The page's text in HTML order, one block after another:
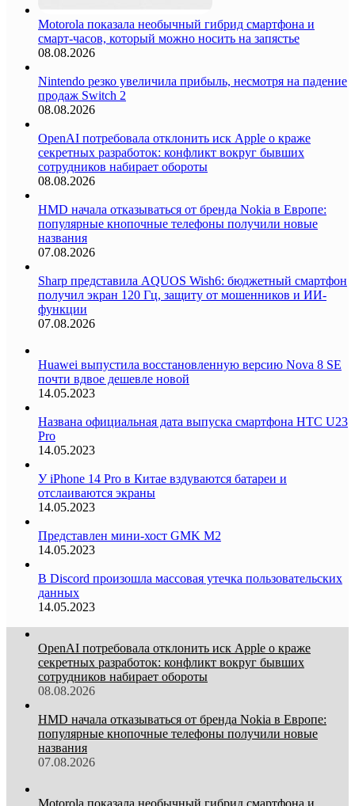
Motorola показала необычный гибрид смартфона и
смарт-часов, который можно носить на запястье
08.08.2026
Nintendo резко увеличила прибыль, несмотря на падение
продаж Switch 2
08.08.2026
OpenAI потребовала отклонить иск Apple о краже
секретных разработок: конфликт вокруг бывших
сотрудников набирает обороты
08.08.2026
HMD начала отказываться от бренда Nokia в Европе:
популярные кнопочные телефоны получили новые
названия
07.08.2026
Sharp представила AQUOS Wish6: бюджетный смартфон
получил экран 120 Гц, защиту от мошенников и ИИ-
функции
07.08.2026
Huawei выпустила восстановленную версию Nova 8 SE
почти вдвое дешевле новой
14.05.2023
Названа официальная дата выпуска смартфона HTC U23
Pro
14.05.2023
У iPhone 14 Pro в Китае вздуваются батареи и
отслаиваются экраны
14.05.2023
Представлен мини-хост GMK M2
14.05.2023
В Discord произошла массовая утечка пользовательских
данных
14.05.2023
OpenAI потребовала отклонить иск Apple о краже
секретных разработок: конфликт вокруг бывших
сотрудников набирает обороты
08.08.2026
HMD начала отказываться от бренда Nokia в Европе:
популярные кнопочные телефоны получили новые
названия
07.08.2026
Motorola показала необычный гибрид смартфона и